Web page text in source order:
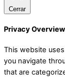
Cerrar
Privacy Overview
This website
you navigate
that are